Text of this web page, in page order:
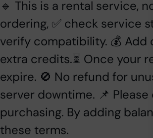
🔹 This is a rental service,
ordering, ✅ check service
verify compatibility. 💰 Add
extra credits.⏳ Once your
expire. 🚫 No refund for
server downtime. 📌
purchasing. By adding
these terms.